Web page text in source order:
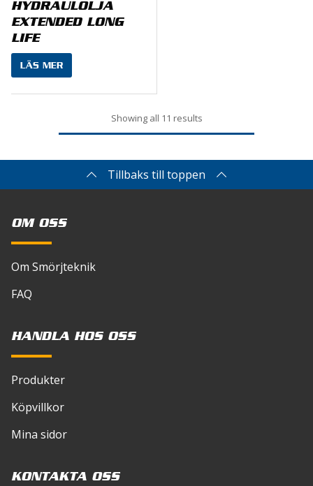
HYDRAULOLJA
EXTENDED LONG
LIFE
LÄS MER
Showing all 11 results
Tillbaks till toppen
OM OSS
Om Smörjteknik
FAQ
HANDLA HOS OSS
Produkter
Köpvillkor
Mina sidor
KONTAKTA OSS